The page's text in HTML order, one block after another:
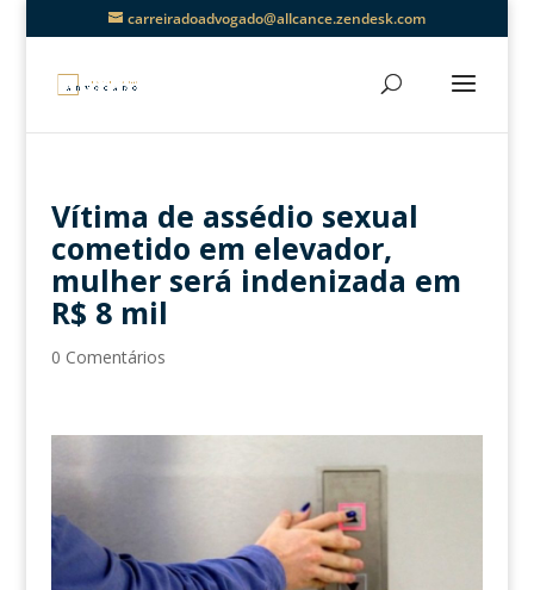
carreiradoadvogado@allcance.zendesk.com
Vítima de assédio sexual
cometido em elevador,
mulher será indenizada em
R$ 8 mil
0 Comentários